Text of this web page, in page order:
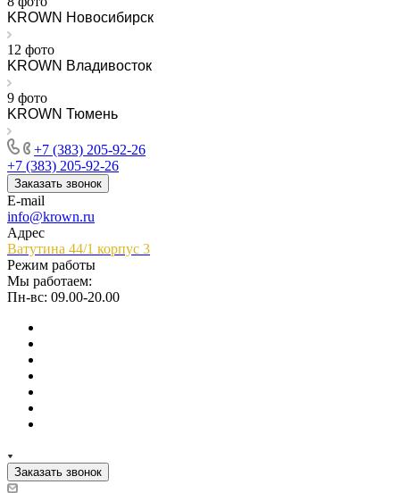
KROWN Новосибирск
12 фото
KROWN Владивосток
9 фото
KROWN Тюмень
+7 (383) 205-92-26
+7 (383) 205-92-26
Заказать звонок
E-mail
info@krown.ru
Адрес
Ватутина 44/1 корпус 3
Режим работы
Мы работаем:
Пн-вс: 09.00-20.00
Заказать звонок